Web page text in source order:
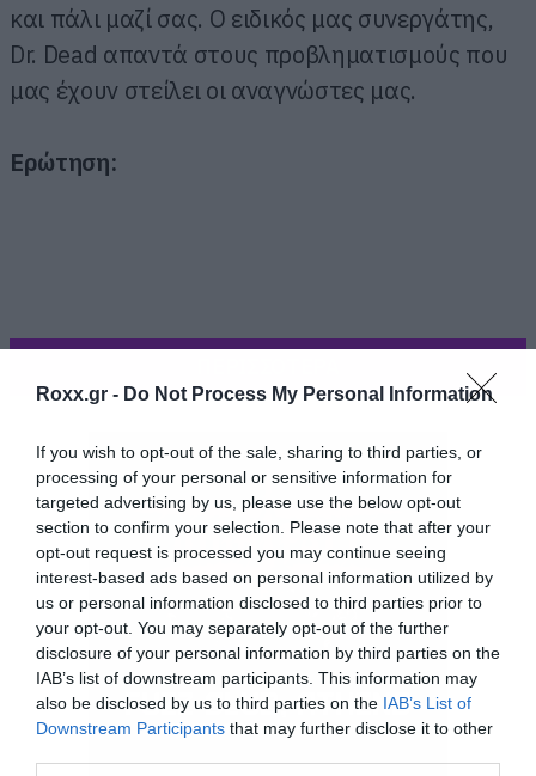
Roxx.gr - Do Not Process My Personal Information
If you wish to opt-out of the sale, sharing to third parties, or
processing of your personal or sensitive information for
targeted advertising by us, please use the below opt-out
section to confirm your selection. Please note that after your
opt-out request is processed you may continue seeing
interest-based ads based on personal information utilized by
us or personal information disclosed to third parties prior to
your opt-out. You may separately opt-out of the further
disclosure of your personal information by third parties on the
IAB’s list of downstream participants. This information may
also be disclosed by us to third parties on the IAB’s List of
Downstream Participants that may further disclose it to other
και πάλι μαζί σας. Ο ειδικός μας συνεργάτης,
Dr. Dead απαντά στους προβληματισμούς που
μας έχουν στείλει οι αναγνώστες μας.
Ερώτηση:
Όλη η παρέα μου ακούει σκυλάδικα ενώ εγώ nu
metal, deathcore αλλά ακόμα και κλασικό ροκ.
Απλά δεν θα ‘θελα να επηρεαστώ και να